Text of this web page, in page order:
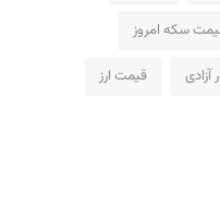
سکه امروز
آزادی قیمت ارز